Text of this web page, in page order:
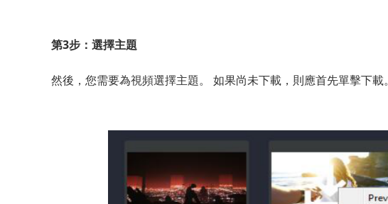
第3步：選擇主題
然後，您需要為視頻選擇主題。 如果尚未下載，則應首先單擊下載。